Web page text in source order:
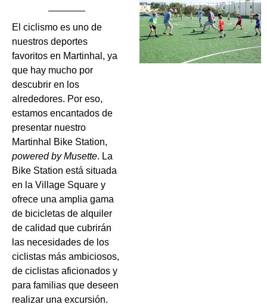
El ciclismo es uno de
nuestros deportes
favoritos en Martinhal, ya
que hay mucho por
descubrir en los
alrededores. Por eso,
estamos encantados de
presentar nuestro
Martinhal Bike Station,
powered by Musette. La
Bike Station está situada
en la Village Square y
ofrece una amplia gama
de bicicletas de alquiler
de calidad que cubrirán
las necesidades de los
ciclistas más ambiciosos,
de ciclistas aficionados y
para familias que deseen
realizar una excursión.